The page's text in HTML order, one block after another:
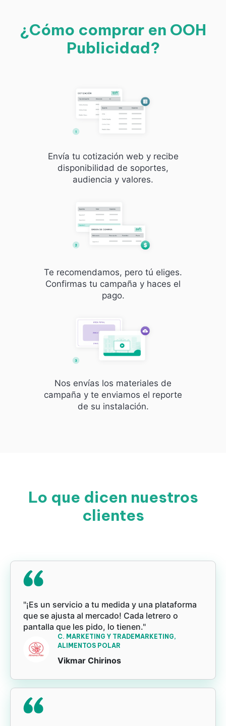
¿Cómo comprar en OOH
Publicidad?
Envía tu cotización web y recibe
disponibilidad de soportes,
audiencia y valores.
Te recomendamos, pero tú eliges.
Confirmas tu campaña y haces el
pago.
Nos envías los materiales de
campaña y te enviamos el reporte
de su instalación.
Lo que dicen nuestros
clientes
"¡Es un servicio a tu medida y una plataforma
que se ajusta al mercado! Cada letrero o
pantalla que les pido, lo tienen."
C. MARKETING Y TRADEMARKETING,
ALIMENTOS POLAR
Vikmar Chirinos